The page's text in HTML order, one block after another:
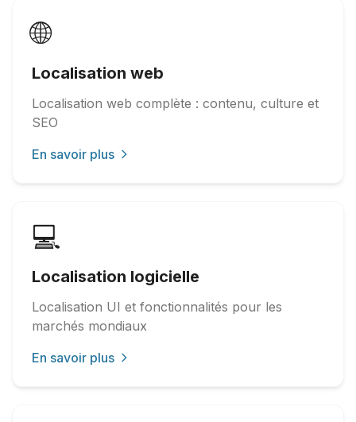
🌐
Localisation web
Localisation web complète : contenu, culture et
SEO
En savoir plus
💻
Localisation logicielle
Localisation UI et fonctionnalités pour les
marchés mondiaux
En savoir plus